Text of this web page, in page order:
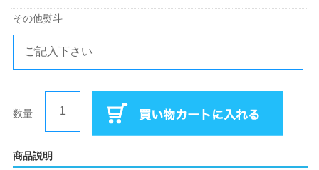
その他熨斗
数量
商品説明